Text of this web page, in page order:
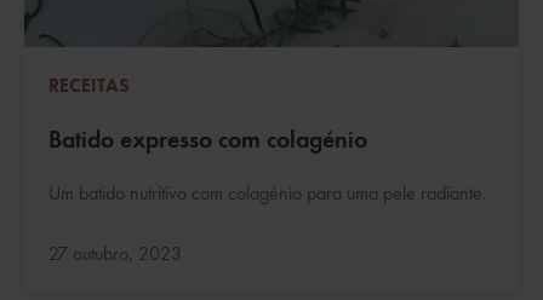
RECEITAS
Batido expresso com colagénio
Um batido nutritivo com colagénio para uma pele radiante.
Atualizado:
27 outubro, 2023